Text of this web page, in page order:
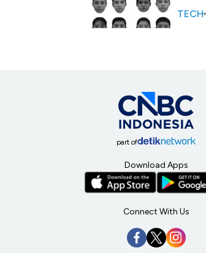
TECH
part of
Download Apps
Connect With Us